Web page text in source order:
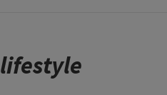
lifestyle